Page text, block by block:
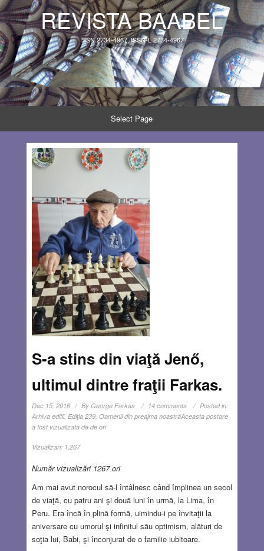
REVISTA BAABEL
ISSN 2734-4967, ISSN-L 2734-4967
Select Page
S-a stins din viaţă Jenő,
ultimul dintre fraţii Farkas.
Dec 15, 2016 By George Farkas 14 comments
Posted in:
Arhiva editii, Ediţia 239, Oamenii din preajma noastrăAceasta postare
a fost vizualizata de de ori
Vizualizari: 1,267
Număr vizualizări 1267 ori
Am mai avut norocul să-l întâlnesc când împlinea un secol
de viaţă, cu patru ani şi două luni în urmă, la Lima, în
Peru. Era încă în plină formă, uimindu-i pe învitaţii la
aniversare cu umorul şi infinitul său optimism, alături de
soţia lui, Babi, şi înconjurat de o familie iubitoare.